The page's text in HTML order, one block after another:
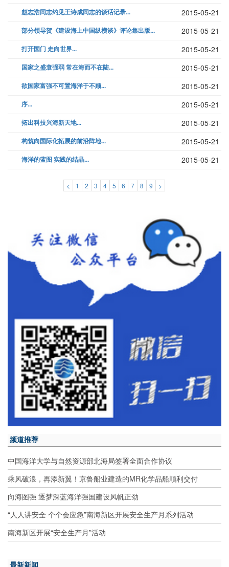
赵志浩同志约见王诗成同志的谈话记录... 2015-05-21
部分领导贺《建设海上中国纵横谈》评论集出版... 2015-05-21
打开国门 走向世界... 2015-05-21
国家之盛衰强弱 常在海而不在陆... 2015-05-21
欲国家富强不可置海洋于不顾... 2015-05-21
序... 2015-05-21
拓出科技兴海新天地... 2015-05-21
构筑向国际化拓展的前沿阵地... 2015-05-21
海洋的蓝图 实践的结晶... 2015-05-21
< 1 2 3 4 5 6 7 8 9 >
频道推荐
中国海洋大学与自然资源部北海局签署全面合作协议
乘风破浪，再添新翼！京鲁船业建造的MR化学品船顺利交付
向海图强 逐梦深蓝海洋强国建设风帆正劲
“人人讲安全 个个会应急”南海新区开展安全生产月系列活动
南海新区开展“安全生产月”活动
最新新闻